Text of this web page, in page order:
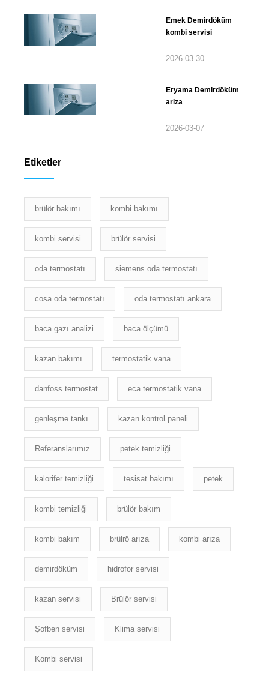
Emek Demirdöküm
kombi servisi
2026-03-30
Eryama Demirdöküm
ariza
2026-03-07
Etiketler
brülör bakımı kombi bakımı
kombi servisi brülör servisi
oda termostatı siemens oda termostatı
cosa oda termostatı oda termostatı ankara
baca gazı analizi baca ölçümü
kazan bakımı termostatik vana
danfoss termostat eca termostatik vana
genleşme tankı kazan kontrol paneli
Referanslarımız petek temizliği
kalorifer temizliği tesisat bakımı petek
kombi temizliği brülör bakım
kombi bakım brülrö arıza kombi arıza
demirdöküm hidrofor servisi
kazan servisi Brülör servisi
Şofben servisi Klima servisi
Kombi servisi